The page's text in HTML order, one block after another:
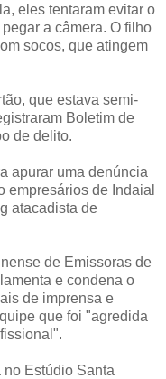
eles tentaram evitar o
a câmera. O filho
socos, que atingem
que estava semi-
Boletim de
de delito.
apurar uma denúncia
empresários de Indaial
atacadista de
de Emissoras de
e condena o
de imprensa e
que foi "agredida
Estúdio Santa